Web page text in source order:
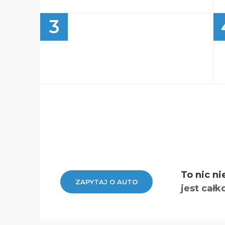
3
ZAPYTAJ O AUTO
To nic
jest